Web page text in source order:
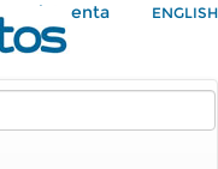
Mi Cuenta ENGLISH